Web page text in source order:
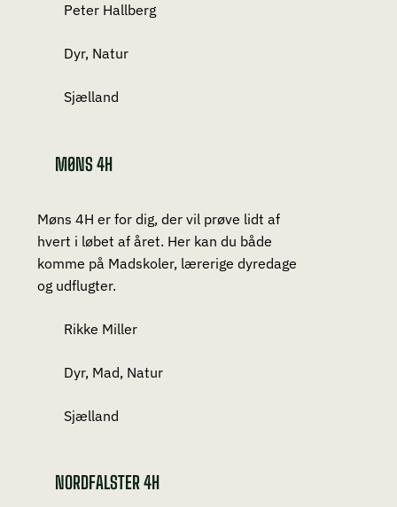
Dyr, Natur
Peter Hallberg
Sjælland
MØNS 4H
Møns 4H er for dig, der vil prøve lidt af
hvert i løbet af året. Her kan du både
komme på Madskoler, lærerige dyredage
og udflugter.
Dyr, Mad, Natur
Rikke Miller
Sjælland
NORDFALSTER 4H